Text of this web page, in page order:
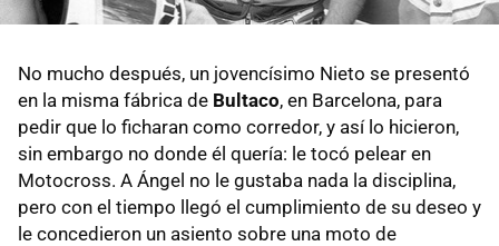
No mucho después, un jovencísimo Nieto se presentó
en la misma fábrica de Bultaco, en Barcelona, para
pedir que lo ficharan como corredor, y así lo hicieron,
sin embargo no donde él quería: le tocó pelear en
Motocross. A Ángel no le gustaba nada la disciplina,
pero con el tiempo llegó el cumplimiento de su deseo y
le concedieron un asiento sobre una moto de